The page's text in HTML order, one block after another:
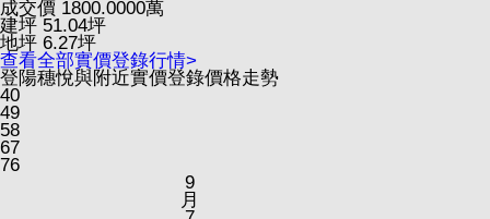
成交價 1800.0000萬
建坪 51.04坪
地坪 6.27坪
查看全部實價登錄行情>
登陽穗悅與附近實價登錄價格走勢
40
49
58
67
76
9
月